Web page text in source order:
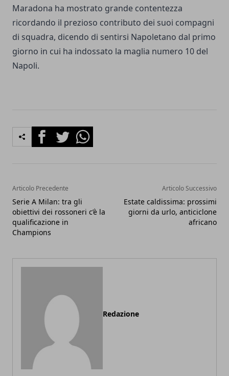
Maradona ha mostrato grande contentezza
ricordando il prezioso contributo dei suoi compagni
di squadra, dicendo di sentirsi Napoletano dal primo
giorno in cui ha indossato la maglia numero 10 del
Napoli.
FacebookTwitterWhatsapp
Articolo Precedente
Serie A Milan: tra gli
obiettivi dei rossoneri c’è la
qualificazione in
Champions
Articolo Successivo
Estate caldissima: prossimi
giorni da urlo, anticiclone
africano
Redazione